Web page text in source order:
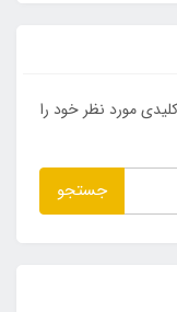
مورد نظر خود را
جستجو